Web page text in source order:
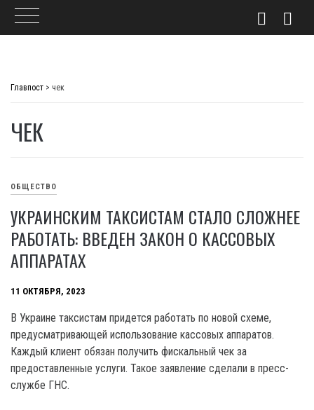
Главпост > чек
ЧЕК
ОБЩЕСТВО
УКРАИНСКИМ ТАКСИСТАМ СТАЛО СЛОЖНЕЕ
РАБОТАТЬ: ВВЕДЕН ЗАКОН О КАССОВЫХ
АППАРАТАХ
11 ОКТЯБРЯ, 2023
В Украине таксистам придется работать по новой схеме,
предусматривающей использование кассовых аппаратов.
Каждый клиент обязан получить фискальный чек за
предоставленные услуги. Такое заявление сделали в пресс-
службе ГНС.